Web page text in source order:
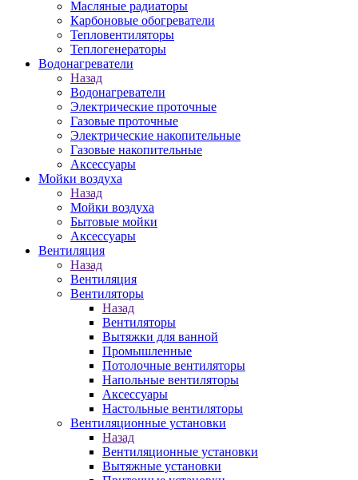
Масляные радиаторы
Карбоновые обогреватели
Тепловентиляторы
Теплогенераторы
Водонагреватели
Назад
Водонагреватели
Электрические проточные
Газовые проточные
Электрические накопительные
Газовые накопительные
Аксессуары
Мойки воздуха
Назад
Мойки воздуха
Бытовые мойки
Аксессуары
Вентиляция
Назад
Вентиляция
Вентиляторы
Назад
Вентиляторы
Вытяжки для ванной
Промышленные
Потолочные вентиляторы
Напольные вентиляторы
Аксессуары
Настольные вентиляторы
Вентиляционные установки
Назад
Вентиляционные установки
Вытяжные установки